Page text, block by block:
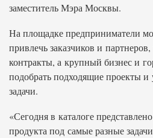
заместитель Мэра Москвы.
На площадке предприниматели
привлечь заказчиков и
контракты, а крупный бизнес и
подобрать подходящие проекты
задачи.
«Сегодня в каталоге
продукта под самые разные